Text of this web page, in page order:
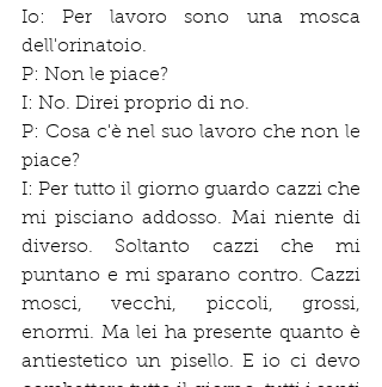
Io: Per lavoro sono una mosca
dell'orinatoio.
P: Non le piace?
I: No. Direi proprio di no.
P: Cosa c'è nel suo lavoro che non le
piace?
I: Per tutto il giorno guardo cazzi che
mi pisciano addosso. Mai niente di
diverso. Soltanto cazzi che mi
puntano e mi sparano contro. Cazzi
mosci, vecchi, piccoli, grossi,
enormi. Ma lei ha presente quanto è
antiestetico un pisello. E io ci devo